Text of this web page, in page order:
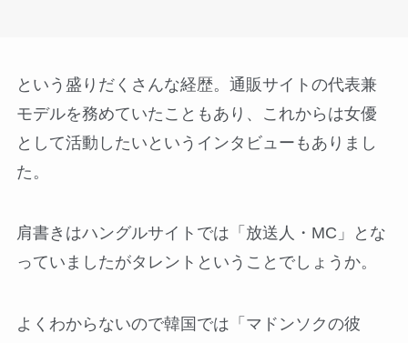
という盛りだくさんな経歴。通販サイトの代表兼
モデルを務めていたこともあり、これからは女優
として活動したいというインタビューもありまし
た。
肩書きはハングルサイトでは「放送人・MC」とな
っていましたがタレントということでしょうか。
よくわからないので韓国では「マドンソクの彼